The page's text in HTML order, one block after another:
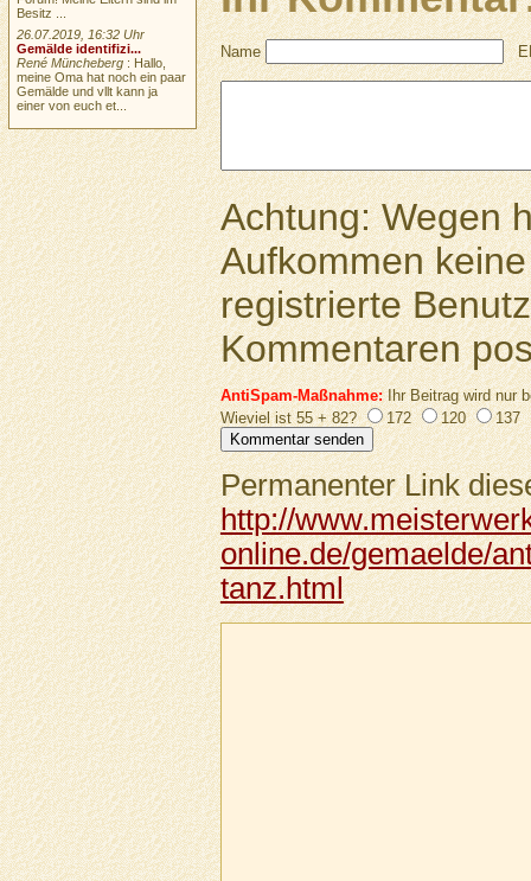
Name
Achtung: Wegen
Aufkommen
registrierte
Kommentaren
AntiSpam-Maßnahme:Ihr Beitrag wird nur
Wieviel ist 55 + 82?
172 120 137
Permanenter Link
http://
online.de/gemaelde/
tanz.html
Besitz ...
26.07.2019, 16:32 Uhr
Gemälde identifizi...
René Müncheberg : Hallo,
meine Oma hat noch ein paar
Gemälde und vllt kann ja
einer von euch et...